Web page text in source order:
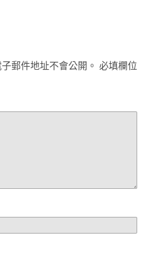
郵件地址不會公開。 必填欄位